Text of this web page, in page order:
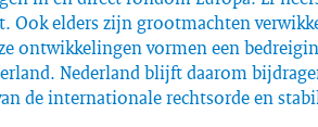
Ook elders zijn grootmachten
ontwikkelingen vormen een
Nederland blijft daarom
de internationale rechtsorde en